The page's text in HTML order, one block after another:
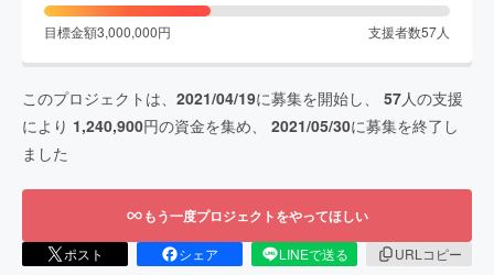
目標金額3,000,000円 支援者数57人
このプロジェクトは、 2021/04/19に募集を開始し、 57人の支援
により 1,240,900円の資金を集め、 2021/05/30に募集を終了し
ました
もう一度プロジェクトをやってほしい
ポスト シェア LINEで送る
URLコピー